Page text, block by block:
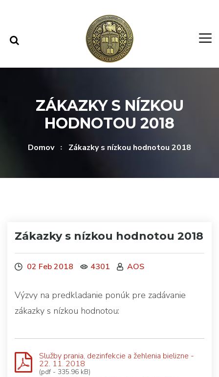
ZÁKAZKY S NÍZKOU
HODNOTOU 2018
Domov Zákazky s nízkou hodnotou 2018
Zákazky s nízkou hodnotou 2018
02 Feb 2018 4301 AOS
Výzvy na predkladanie ponúk pre zadávanie
zákazky s nízkou hodnotou:
Služby prania, dezinfekcie a žehlenia bielizne -
22. 11. 2018
(pdf - 335.96 kB)